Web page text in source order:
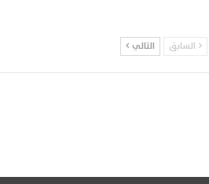
السابق التالي